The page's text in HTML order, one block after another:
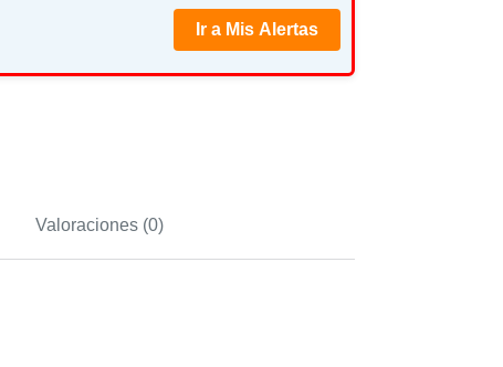
Ir a Mis Alertas
Valoraciones (0)